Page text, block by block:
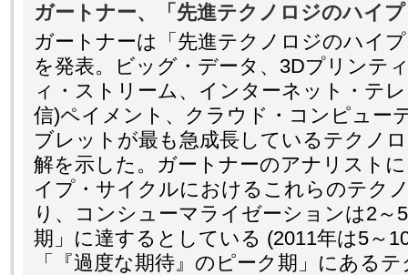
ガートナー、「先進テクノロジのハイ
ガートナーは「先進テクノロジのハイ
を発表。ビッグ・データ、3Dプリンテ
ィ・ストリーム、インターネット・テ
信)ペイメント、クラウド・コンピュー
ブレットが最も急成長しているテクノ
解を示した。ガートナーのアナリスト
イプ・サイクルにおけるこれらのテク
り、コンシューマライゼーションは2～
期」に達するとしている (2011年は5～
「『過度な期待』のピーク期」にある